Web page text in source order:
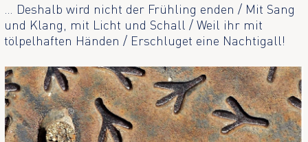
… Deshalb wird nicht der Frühling enden / Mit Sang
und Klang, mit Licht und Schall / Weil ihr mit
tölpelhaften Händen / Erschluget eine Nachtigall!